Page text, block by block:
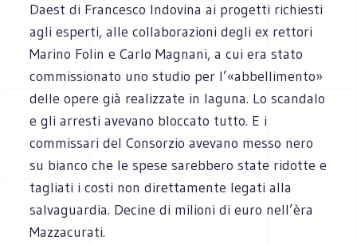
Daest di Francesco Indovina ai progetti richiesti
agli esperti, alle collaborazioni degli ex rettori
Marino Folin e Carlo Magnani, a cui era stato
commissionato uno studio per l’«abbellimento»
delle opere già realizzate in laguna. Lo scandalo
e gli arresti avevano bloccato tutto. E i
commissari del Consorzio avevano messo nero
su bianco che le spese sarebbero state ridotte e
tagliati i costi non direttamente legati alla
salvaguardia. Decine di milioni di euro nell’èra
Mazzacurati.